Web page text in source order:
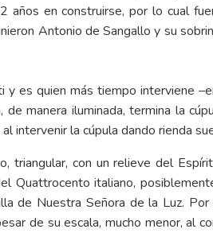
años en construirse, por lo cual
Antonio de Sangallo y su
es quien más tiempo interviene
manera iluminada, termina la
intervenir la cúpula dando rienda
triangular, con un relieve del
Quattrocento italiano,
de Nuestra Señora de la Luz.
de su escala, mucho menor, al